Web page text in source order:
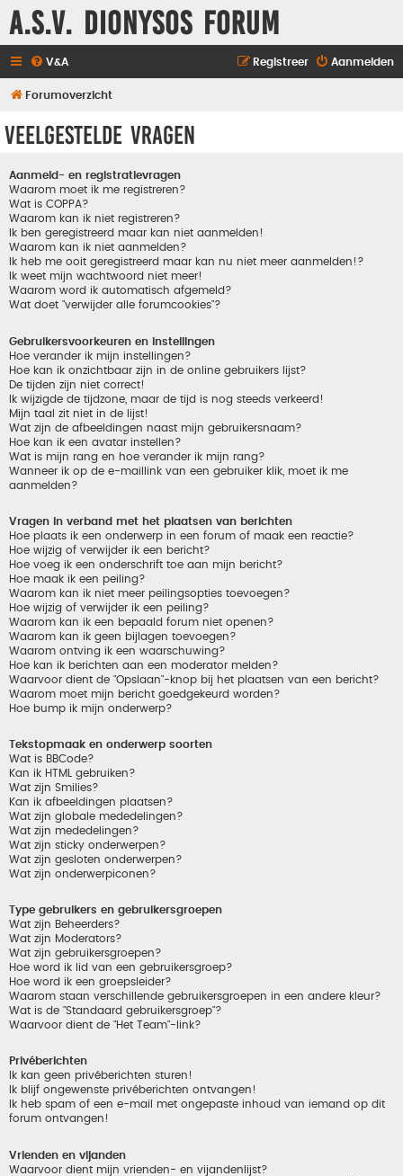
A.S.V. Dionysos Forum
V&A Aanmelden
Registreer
Forumoverzicht
Veelgestelde vragen
Aanmeld- en registratievragen
Waarom moet ik me registreren?
Wat is COPPA?
Waarom kan ik niet registreren?
Ik ben geregistreerd maar kan niet aanmelden!
Waarom kan ik niet aanmelden?
Ik heb me ooit geregistreerd maar kan nu niet meer aanmelden!?
Ik weet mijn wachtwoord niet meer!
Waarom word ik automatisch afgemeld?
Wat doet "verwijder alle forumcookies"?
Gebruikersvoorkeuren en instellingen
Hoe verander ik mijn instellingen?
Hoe kan ik onzichtbaar zijn in de online gebruikers lijst?
De tijden zijn niet correct!
Ik wijzigde de tijdzone, maar de tijd is nog steeds verkeerd!
Mijn taal zit niet in de lijst!
Wat zijn de afbeeldingen naast mijn gebruikersnaam?
Hoe kan ik een avatar instellen?
Wat is mijn rang en hoe verander ik mijn rang?
Wanneer ik op de e-maillink van een gebruiker klik, moet ik me
aanmelden?
Vragen in verband met het plaatsen van berichten
Hoe plaats ik een onderwerp in een forum of maak een reactie?
Hoe wijzig of verwijder ik een bericht?
Hoe voeg ik een onderschrift toe aan mijn bericht?
Hoe maak ik een peiling?
Waarom kan ik niet meer peilingsopties toevoegen?
Hoe wijzig of verwijder ik een peiling?
Waarom kan ik een bepaald forum niet openen?
Waarom kan ik geen bijlagen toevoegen?
Waarom ontving ik een waarschuwing?
Hoe kan ik berichten aan een moderator melden?
Waarvoor dient de "Opslaan"-knop bij het plaatsen van een bericht?
Waarom moet mijn bericht goedgekeurd worden?
Hoe bump ik mijn onderwerp?
Tekstopmaak en onderwerp soorten
Wat is BBCode?
Kan ik HTML gebruiken?
Wat zijn Smilies?
Kan ik afbeeldingen plaatsen?
Wat zijn globale mededelingen?
Wat zijn mededelingen?
Wat zijn sticky onderwerpen?
Wat zijn gesloten onderwerpen?
Wat zijn onderwerpiconen?
Type gebruikers en gebruikersgroepen
Wat zijn Beheerders?
Wat zijn Moderators?
Wat zijn gebruikersgroepen?
Hoe word ik lid van een gebruikersgroep?
Hoe word ik een groepsleider?
Waarom staan verschillende gebruikersgroepen in een andere kleur?
Wat is de "Standaard gebruikersgroep"?
Waarvoor dient de "Het Team"-link?
Privéberichten
Ik kan geen privéberichten sturen!
Ik blijf ongewenste privéberichten ontvangen!
Ik heb spam of een e-mail met ongepaste inhoud van iemand op dit
forum ontvangen!
Vrienden en vijanden
Waarvoor dient mijn vrienden- en vijandenlijst?